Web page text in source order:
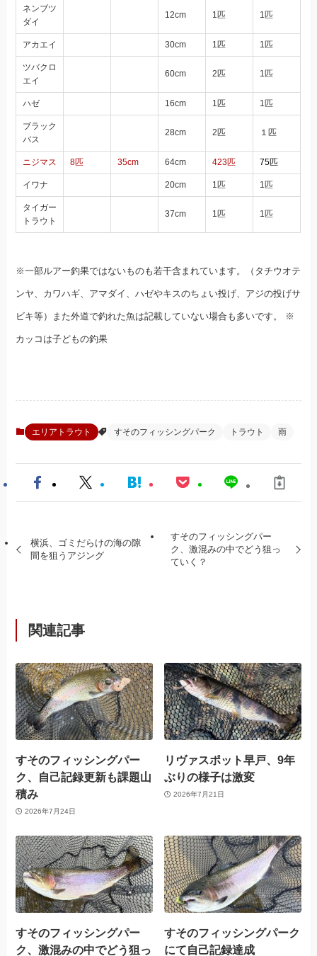
ネンブツ
ダイ
12cm 1匹 1匹
アカエイ 30cm 1匹 1匹
ツバクロ
エイ
60cm 2匹 1匹
ハゼ 16cm 1匹 1匹
ブラック
バス
28cm 2匹 １匹
ニジマス 8匹 35cm 64cm 423匹 75匹
イワナ 20cm 1匹 1匹
タイガー
トラウト
37cm 1匹 1匹
※一部ルアー釣果ではないものも若干含まれています。（タチウオテ
ンヤ、カワハギ、アマダイ、ハゼやキスのちょい投げ、アジの投げサ
ビキ等）また外道で釣れた魚は記載していない場合も多いです。 ※
カッコは子どもの釣果
エリアトラウト すそのフィッシングパーク トラウト 雨
横浜、ゴミだらけの海の隙
間を狙うアジング
すそのフィッシングパー
ク、激混みの中でどう狙っ
ていく？
関連記事
すそのフィッシングパー
ク、自己記録更新も課題山
積み
2026年7月24日
リヴァスポット早戸、9年
ぶりの様子は激変
2026年7月21日
すそのフィッシングパー
ク、激混みの中でどう狙っ
すそのフィッシングパーク
にて自己記録達成